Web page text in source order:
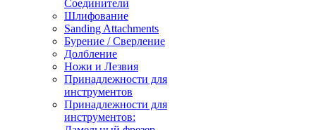
Соединители
Шлифование
Sanding Attachments
Бурение / Сверление
Долбление
Ножи и Лезвия
Принадлежности для
инструментов
Принадлежности для
инструментов: